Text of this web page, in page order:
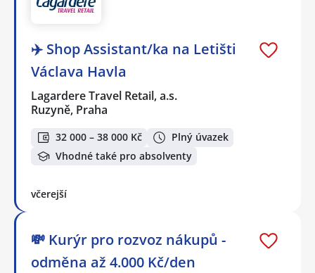
✈️ Shop Assistant/ka na Letišti
Václava Havla
Lagardere Travel Retail, a.s.
Ruzyně, Praha
32 000 – 38 000 Kč
Plný úvazek
Vhodné také pro absolventy
včerejší
💸 Kurýr pro rozvoz nákupů -
odměna až 4.000 Kč/den